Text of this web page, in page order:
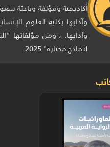
أكاديمية ومؤلفة وباحثة
وآدابها بكلية العلوم
لنماذج مختارة" 2025.